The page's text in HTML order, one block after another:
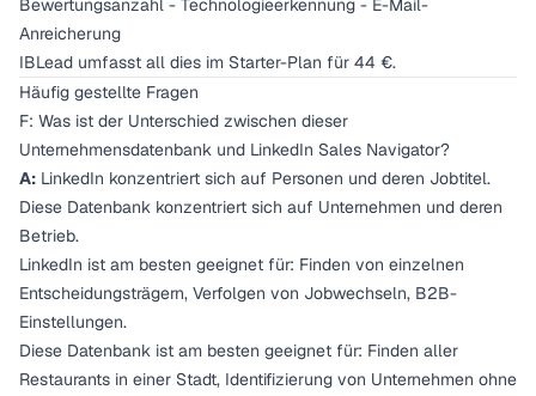
Bewertungsanzahl - Technologieerkennung - E-Mail-
Anreicherung
IBLead umfasst all dies im Starter-Plan für 44 €.
Häufig gestellte Fragen
F: Was ist der Unterschied zwischen dieser
Unternehmensdatenbank und LinkedIn Sales Navigator?
A: LinkedIn konzentriert sich auf Personen und deren Jobtitel.
Diese Datenbank konzentriert sich auf Unternehmen und deren
Betrieb.
LinkedIn ist am besten geeignet für: Finden von einzelnen
Entscheidungsträgern, Verfolgen von Jobwechseln, B2B-
Einstellungen.
Diese Datenbank ist am besten geeignet für: Finden aller
Restaurants in einer Stadt, Identifizierung von Unternehmen ohne